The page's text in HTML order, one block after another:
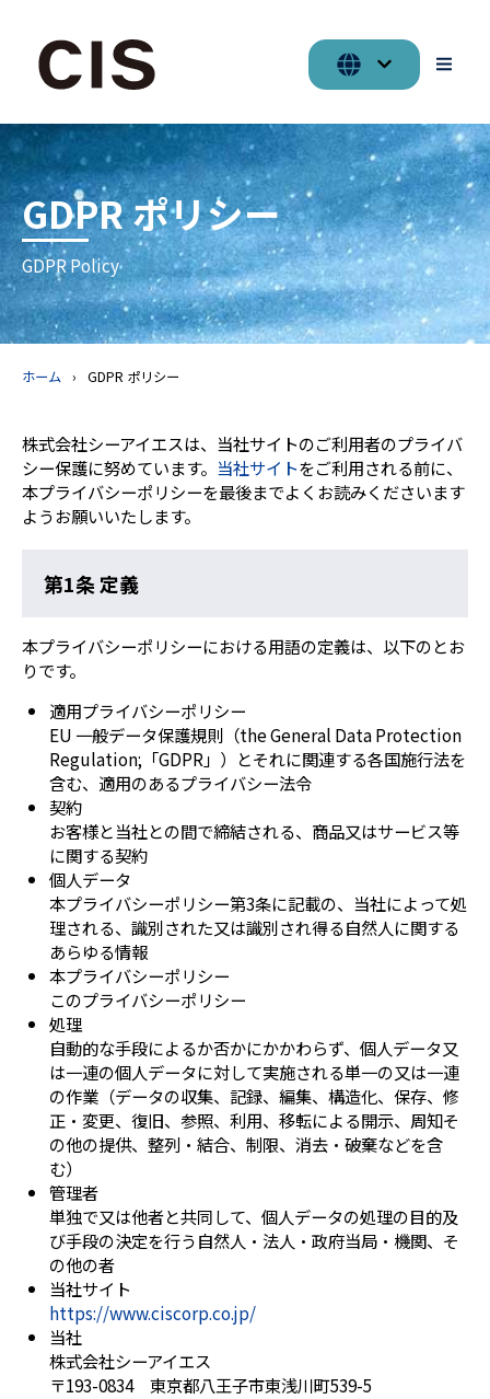
GDPR ポリシー
GDPR Policy
ホーム GDPR ポリシー
株式会社シーアイエスは、当社サイトのご利用者のプライバ
シー保護に努めています。 当社サイトをご利用される前に、
本プライバシーポリシーを最後までよくお読みくださいます
ようお願いいたします。
第1条 定義
本プライバシーポリシーにおける用語の定義は、以下のとお
りです。
適用プライバシーポリシー
EU 一般データ保護規則（the General Data Protection
Regulation;「GDPR」）とそれに関連する各国施行法を
含む、適用のあるプライバシー法令
契約
お客様と当社との間で締結される、商品又はサービス等
に関する契約
個人データ
本プライバシーポリシー第3条に記載の、当社によって処
理される、識別された又は識別され得る自然人に関する
あらゆる情報
本プライバシーポリシー
このプライバシーポリシー
処理
自動的な手段によるか否かにかかわらず、個人データ又
は一連の個人データに対して実施される単一の又は一連
の作業（データの収集、記録、編集、構造化、保存、修
正・変更、復旧、参照、利用、移転による開示、周知そ
の他の提供、整列・結合、制限、消去・破棄などを含
む）
管理者
単独で又は他者と共同して、個人データの処理の目的及
び手段の決定を行う自然人・法人・政府当局・機関、そ
の他の者
当社サイト
https://www.ciscorp.co.jp/
当社
株式会社シーアイエス
〒193-0834 東京都八王子市東浅川町539-5